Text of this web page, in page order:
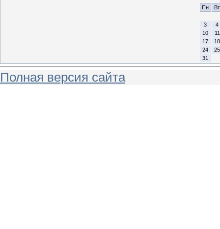
Пн
Вт
3
4
10
11
17
18
24
25
31
Полная версия сайта